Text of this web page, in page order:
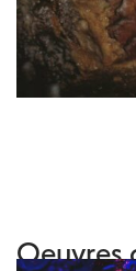
Oeuvres